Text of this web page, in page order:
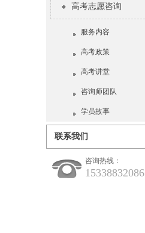
高考志愿咨询
服务内容
高考政策
高考讲堂
咨询师团队
学员故事
联系我们
咨询热线：
15338832086